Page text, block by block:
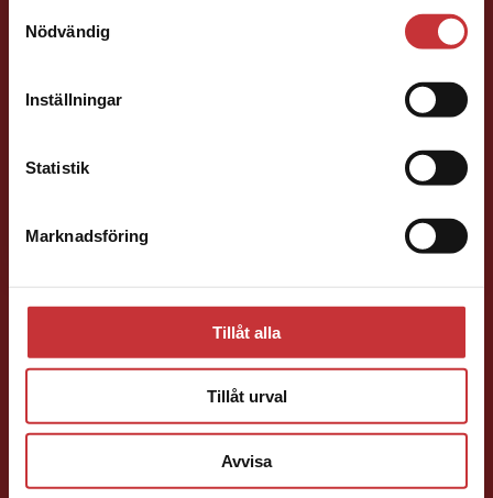
Nödvändig
Inställningar
Statistik
Marknadsföring
Tillåt alla
Tillåt urval
Avvisa
Vi erbjuder inte leveranser utanför Sverige. För
att kunna slutföra ett köp måste
E-post
Fritjof Janson